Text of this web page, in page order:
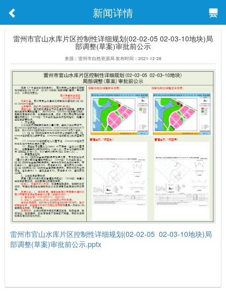
新闻详情
雷州市官山水库片区控制性详细规划(02-02-05 02-03-10地块)局
部调整(草案)审批前公示
来源：雷州市自然资源局 发布时间：2021-12-28
雷州市官山水库片区控制性详细规划(02-02-05 02-03-10地块)局
部调整(草案)审批前公示.pptx